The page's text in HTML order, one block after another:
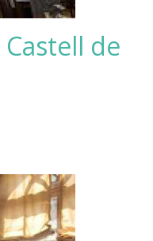
Castell de